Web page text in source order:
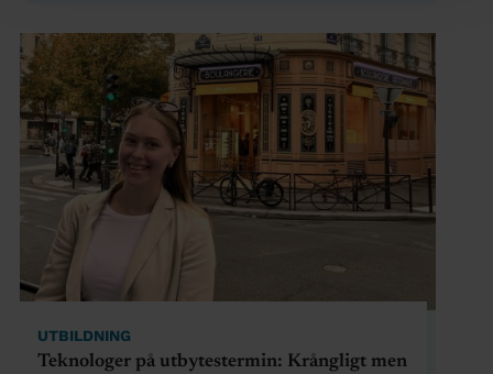
UTBILDNING
Teknologer på utbytestermin: Krångligt men